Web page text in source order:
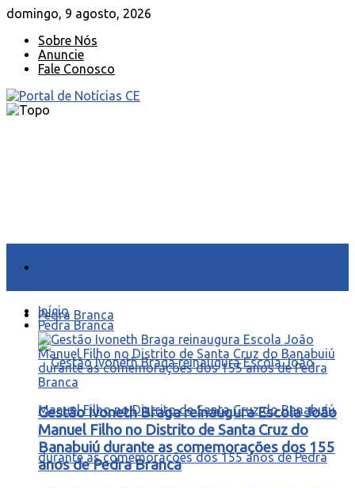
domingo, 9 agosto, 2026
Sobre Nós
Anuncie
Fale Conosco
Pedra Branca
Início
Pedra Branca
Gestão Ivoneth Braga reinaugura Escola João
Manuel Filho no Distrito de Santa Cruz do
Banabuiú durante as comemorações dos 155
anos de Pedra Branca